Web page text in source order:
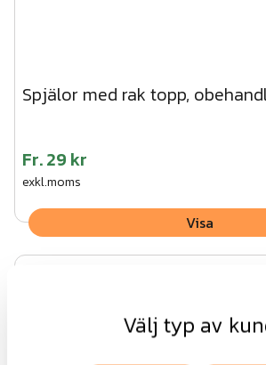
Spjälor med rak topp,
Fr.29 kr
exkl.moms
Visa
Välj typ av